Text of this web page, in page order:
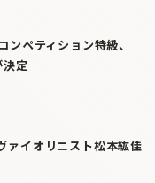
ペティション特級、
決定
ァイオリニスト松本紘佳